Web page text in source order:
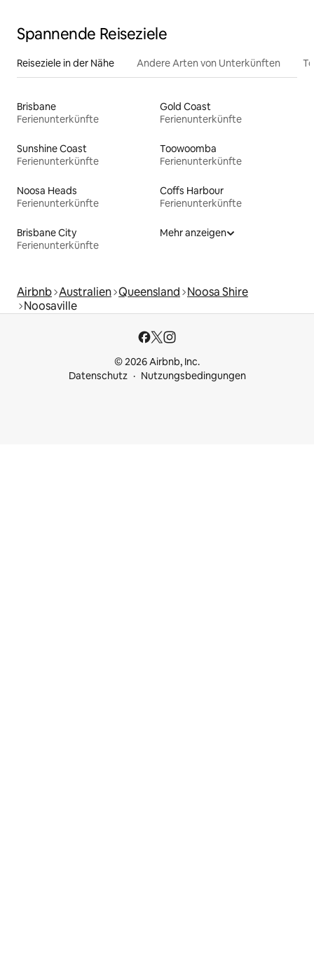
Spannende Reiseziele
Reiseziele in der Nähe Andere Arten von Unterkünften
Brisbane
Ferienunterkünfte
Gold Coast
Ferienunterkünfte
Sunshine Coast
Ferienunterkünfte
Toowoomba
Ferienunterkünfte
Noosa Heads
Ferienunterkünfte
Coffs Harbour
Ferienunterkünfte
Brisbane City
Ferienunterkünfte
Mehr anzeigen
Airbnb Australien Queensland Noosa Shire
Noosaville
© 2026 Airbnb, Inc.
Datenschutz
Nutzungsbedingungen